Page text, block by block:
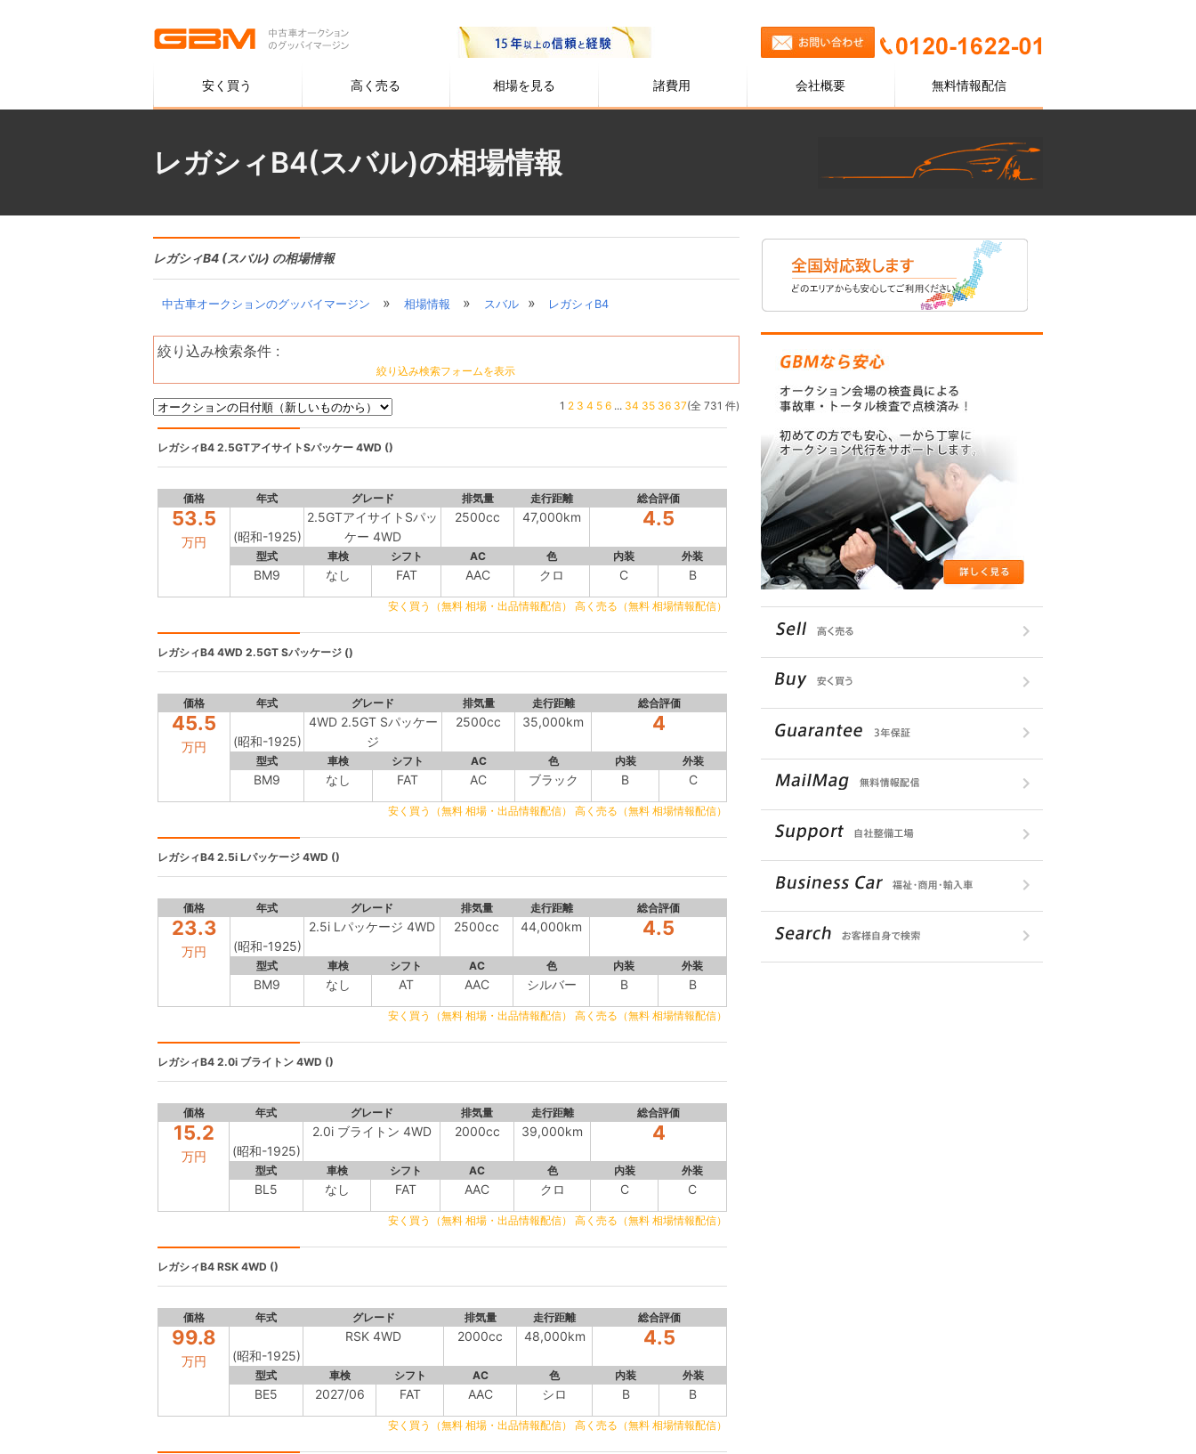
安く買う 高く売る 相場を見る 諸費用 会社概要 無料情報配信
レガシィB4(スバル)の相場情報
レガシィB4 (スバル) の相場情報
中古車オークションのグッバイマージン » 相場情報 » スバル » レガシィB4
絞り込み検索条件 :
絞り込み検索フォームを表示
1 2 3 4 5 6... 34 35 36 37(全 731 件)
レガシィB4 2.5GTアイサイトSパッケー 4WD ()
価格 年式 グレード 排気量 走行距離 総合評価
53.5
万円 (昭和-1925)
2.5GTアイサイトSパッ
ケー 4WD
2500cc 47,000km 4.5
型式 車検 シフト AC 色 内装 外装
BM9 なし FAT AAC クロ C B
安く買う（無料 相場・出品情報配信） 高く売る（無料 相場情報配信）
レガシィB4 4WD 2.5GT Sパッケージ ()
価格 年式 グレード 排気量 走行距離 総合評価
45.5
万円 (昭和-1925)
4WD 2.5GT Sパッケー
ジ
2500cc 35,000km 4
型式 車検 シフト AC 色 内装 外装
BM9 なし FAT AC ブラック B C
安く買う（無料 相場・出品情報配信） 高く売る（無料 相場情報配信）
レガシィB4 2.5i Lパッケージ 4WD ()
価格 年式 グレード 排気量 走行距離 総合評価
23.3
万円 (昭和-1925)
2.5i Lパッケージ 4WD 2500cc 44,000km 4.5
型式 車検 シフト AC 色 内装 外装
BM9 なし AT AAC シルバー B B
安く買う（無料 相場・出品情報配信） 高く売る（無料 相場情報配信）
レガシィB4 2.0i ブライトン 4WD ()
価格 年式 グレード 排気量 走行距離 総合評価
15.2
万円 (昭和-1925)
2.0i ブライトン 4WD 2000cc 39,000km 4
型式 車検 シフト AC 色 内装 外装
BL5 なし FAT AAC クロ C C
安く買う（無料 相場・出品情報配信） 高く売る（無料 相場情報配信）
レガシィB4 RSK 4WD ()
価格 年式 グレード 排気量 走行距離 総合評価
99.8
万円 (昭和-1925)
RSK 4WD 2000cc 48,000km 4.5
型式 車検 シフト AC 色 内装 外装
BE5 2027/06 FAT AAC シロ B B
安く買う（無料 相場・出品情報配信） 高く売る（無料 相場情報配信）